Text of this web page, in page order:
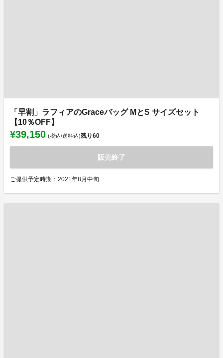
「早割」ラフィアのGraceバッグ MとS サイズセット
【10％OFF】
¥39,150 (税込/送料込)残り60
販売終了
ご提供予定時期：2021年8月中旬